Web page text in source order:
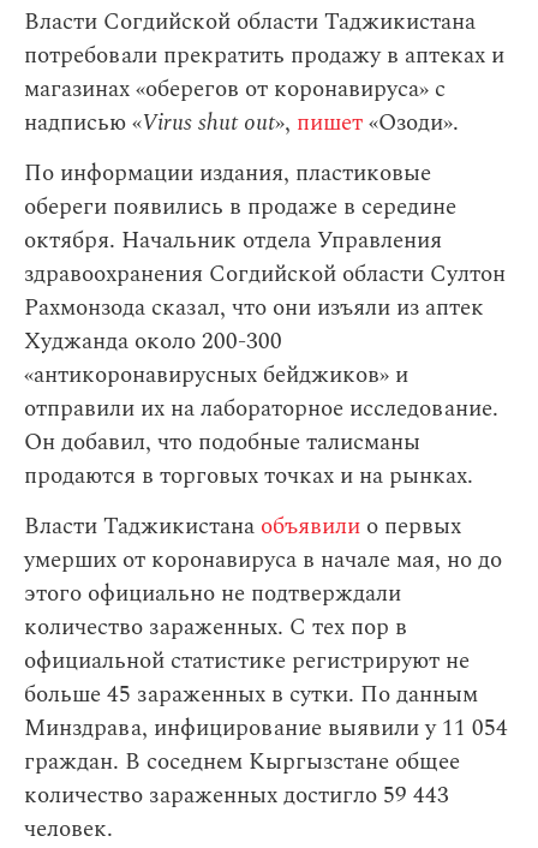
Власти Согдийской области Таджикистана
потребовали прекратить продажу в аптеках и
магазинах «оберегов от коронавируса» с
надписью «Virus shut out», пишет«Озоди».
По информации издания, пластиковые
обереги появились в продаже в середине
октября. Начальник отдела Управления
здравоохранения Согдийской области Султон
Рахмонзода сказал, что они изъяли из аптек
Худжанда около 200-300
«антикоронавирусных бейджиков» и
отправили их на лабораторное исследование.
Он добавил, что подобные талисманы
продаются в торговых точках и на рынках.
Власти Таджикистана объявили о первых
умерших от коронавируса в начале мая, но до
этого официально не подтверждали
количество зараженных. С тех пор в
официальной статистике регистрируют не
больше 45 зараженных в сутки. По данным
Минздрава, инфицирование выявили у 11 054
граждан. В соседнем Кыргызстане общее
количество зараженных достигло 59 443
человек.